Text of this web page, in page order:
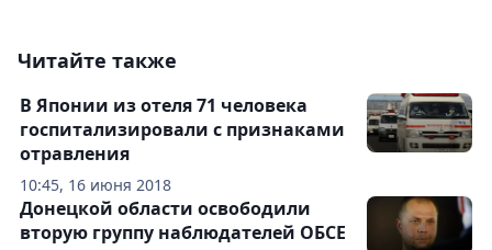
Читайте также
10:45, 16 июня 2018
В Японии из отеля 71 человека
госпитализировали с признаками
отравления
Донецкой области освободили
вторую группу наблюдателей ОБСЕ